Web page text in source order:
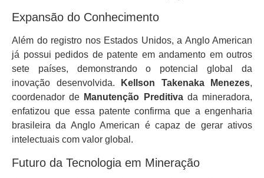
Expansão do Conhecimento
Além do registro nos Estados Unidos, a Anglo American
já possui pedidos de patente em andamento em outros
sete países, demonstrando o potencial global da
inovação desenvolvida.
Kellson Takenaka Menezes,
coordenador de Manutenção Preditivada mineradora,
enfatizou que essa patente confirma que a engenharia
brasileira da Anglo American é capaz de gerar ativos
intelectuais com valor global.
Futuro da Tecnologia em Mineração